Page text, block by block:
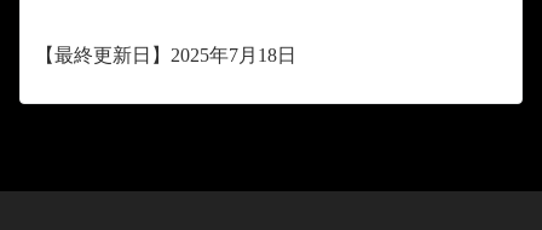
【最終更新日】2025年7月18日